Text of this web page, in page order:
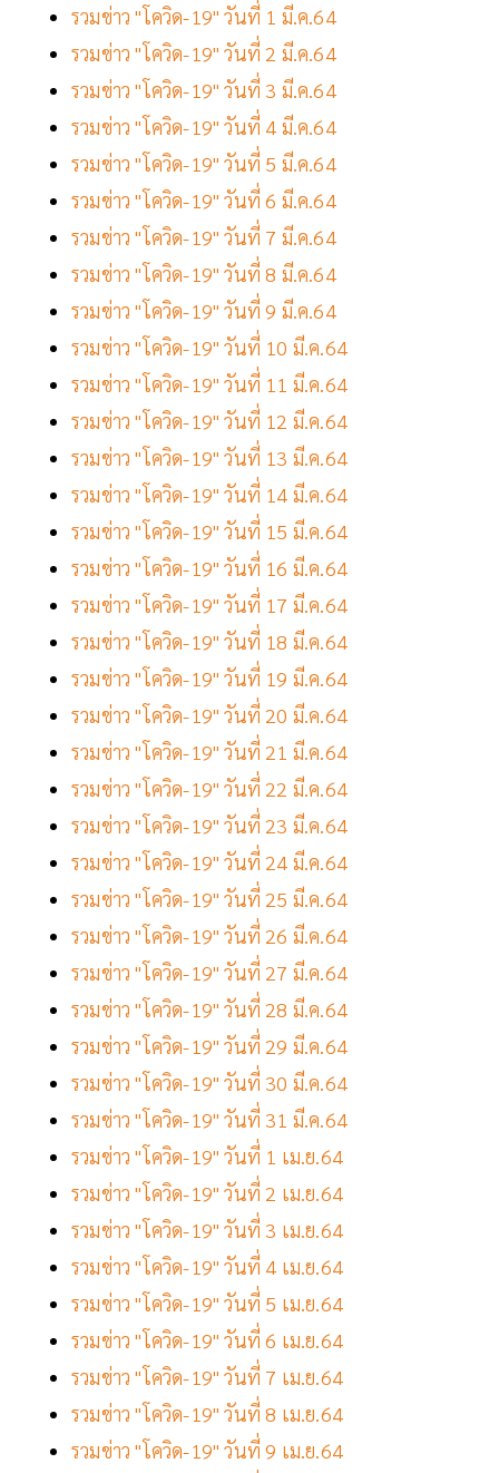
รวมข่าว "โควิด-19" วันที่ 1 มี.ค.64
รวมข่าว "โควิด-19" วันที่ 2 มี.ค.64
รวมข่าว "โควิด-19" วันที่ 3 มี.ค.64
รวมข่าว "โควิด-19" วันที่ 4 มี.ค.64
รวมข่าว "โควิด-19" วันที่ 5 มี.ค.64
รวมข่าว "โควิด-19" วันที่ 6 มี.ค.64
รวมข่าว "โควิด-19" วันที่ 7 มี.ค.64
รวมข่าว "โควิด-19" วันที่ 8 มี.ค.64
รวมข่าว "โควิด-19" วันที่ 9 มี.ค.64
รวมข่าว "โควิด-19" วันที่ 10 มี.ค.64
รวมข่าว "โควิด-19" วันที่ 11 มี.ค.64
รวมข่าว "โควิด-19" วันที่ 12 มี.ค.64
รวมข่าว "โควิด-19" วันที่ 13 มี.ค.64
รวมข่าว "โควิด-19" วันที่ 14 มี.ค.64
รวมข่าว "โควิด-19" วันที่ 15 มี.ค.64
รวมข่าว "โควิด-19" วันที่ 16 มี.ค.64
รวมข่าว "โควิด-19" วันที่ 17 มี.ค.64
รวมข่าว "โควิด-19" วันที่ 18 มี.ค.64
รวมข่าว "โควิด-19" วันที่ 19 มี.ค.64
รวมข่าว "โควิด-19" วันที่ 20 มี.ค.64
รวมข่าว "โควิด-19" วันที่ 21 มี.ค.64
รวมข่าว "โควิด-19" วันที่ 22 มี.ค.64
รวมข่าว "โควิด-19" วันที่ 23 มี.ค.64
รวมข่าว "โควิด-19" วันที่ 24 มี.ค.64
รวมข่าว "โควิด-19" วันที่ 25 มี.ค.64
รวมข่าว "โควิด-19" วันที่ 26 มี.ค.64
รวมข่าว "โควิด-19" วันที่ 27 มี.ค.64
รวมข่าว "โควิด-19" วันที่ 28 มี.ค.64
รวมข่าว "โควิด-19" วันที่ 29 มี.ค.64
รวมข่าว "โควิด-19" วันที่ 30 มี.ค.64
รวมข่าว "โควิด-19" วันที่ 31 มี.ค.64
รวมข่าว "โควิด-19" วันที่ 1 เม.ย.64
รวมข่าว "โควิด-19" วันที่ 2 เม.ย.64
รวมข่าว "โควิด-19" วันที่ 3 เม.ย.64
รวมข่าว "โควิด-19" วันที่ 4 เม.ย.64
รวมข่าว "โควิด-19" วันที่ 5 เม.ย.64
รวมข่าว "โควิด-19" วันที่ 6 เม.ย.64
รวมข่าว "โควิด-19" วันที่ 7 เม.ย.64
รวมข่าว "โควิด-19" วันที่ 8 เม.ย.64
รวมข่าว "โควิด-19" วันที่ 9 เม.ย.64